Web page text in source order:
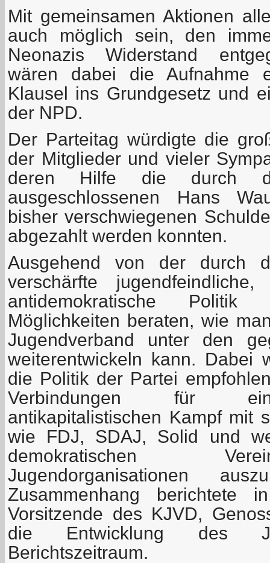
Mit gemeinsamen Aktionen
auch möglich sein, den
Neonazis Widerstand
wären dabei die Aufnahme
Klausel ins Grundgesetz und
der NPD.
Der Parteitag würdigte die
der Mitglieder und vieler
deren Hilfe die durch
ausgeschlossenen Hans
bisher verschwiegenen
abgezahlt werden konnten.
Ausgehend von der durch
verschärfte
antidemokratische
Möglichkeiten beraten, wie
Jugendverband unter den
weiterentwickeln kann. Dabei
die Politik der Partei
Verbindungen für
antikapitalistischen Kampf mit
wie FDJ, SDAJ, Solid und
demokratischen
Jugendorganisationen
Zusammenhang berichtete
Vorsitzende des KJVD,
die Entwicklung des
Berichtszeitraum.